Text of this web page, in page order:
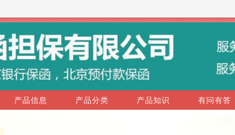
产品信息 产品分类 产品知识 有问有答